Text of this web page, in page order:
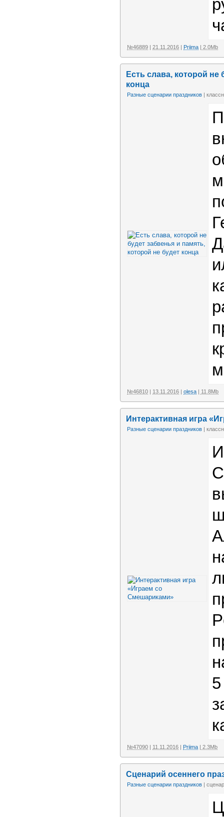
№46889 | 21.11.2016 | Priima | 2.0Mb
Есть слава, которой не
конца
Разные сценарии праздников |
№46810 | 13.11.2016 | olesa | 11.8Mb
Интерактивная игра
Разные сценарии праздников |
№47090 | 11.11.2016 | Priima | 2.3Mb
Сценарий осеннего
Разные сценарии праздников |